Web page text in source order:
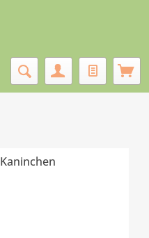
Kaninchen